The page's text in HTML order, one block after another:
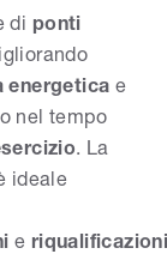
di ponti
energetica e
nel tempo
. La
ideale
e